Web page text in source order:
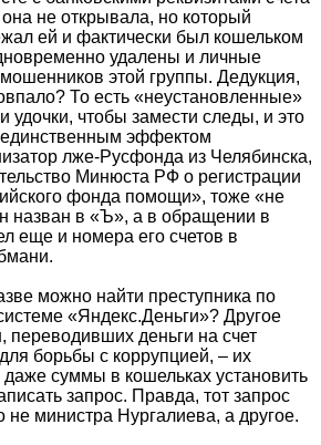
не открывала, но который
ей и фактически был кошельком
удалены и личные
этой группы. Дедукция,
То есть «неустановленные»
удочки, чтобы замести следы, и это
единственным эффектом
лже-Русфонда из Челябинска,
Минюста РФ о регистрации
фонда помощи», тоже «не
назван в «Ъ», а в обращении в
еще и номера его счетов в
можно найти преступника по
«Яндекс.Деньги»? Другое
переводивших деньги на счет
борьбы с коррупцией, – их
суммы в кошельках установить
запрос. Правда, тот запрос
не министра Нургалиева, а другое.